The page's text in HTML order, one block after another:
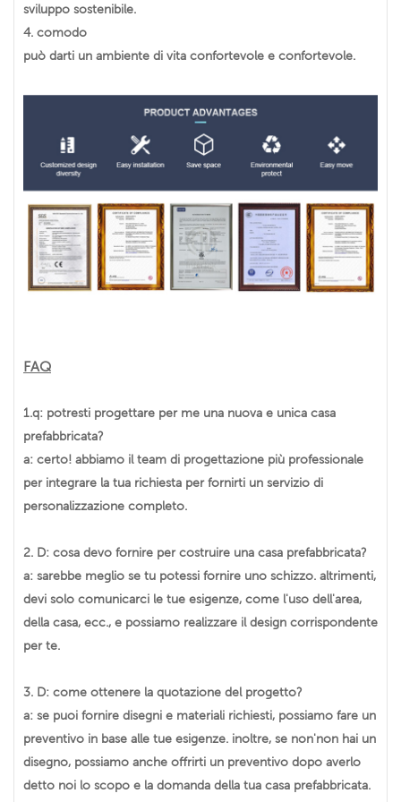
sviluppo sostenibile.
4. comodo
può darti un ambiente di vita confortevole e confortevole.
FAQ
1.q: potresti progettare per me una nuova e unica casa
prefabbricata?
a: certo! abbiamo il team di progettazione più professionale
per integrare la tua richiesta per fornirti un servizio di
personalizzazione completo.
2. D: cosa devo fornire per costruire una casa prefabbricata?
a: sarebbe meglio se tu potessi fornire uno schizzo. altrimenti,
devi solo comunicarci le tue esigenze, come l'uso dell'area,
della casa, ecc., e possiamo realizzare il design corrispondente
per te.
3. D: come ottenere la quotazione del progetto?
a: se puoi fornire disegni e materiali richiesti, possiamo fare un
preventivo in base alle tue esigenze. inoltre, se non'non hai un
disegno, possiamo anche offrirti un preventivo dopo averlo
detto noi lo scopo e la domanda della tua casa prefabbricata.